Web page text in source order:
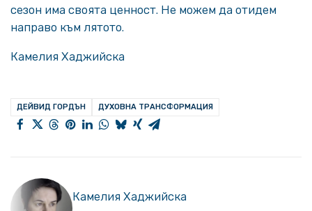
сезон има своята ценност. Не можем да отидем
направо към лятото.
Камелия Хаджийска
ДЕЙВИД ГОРДЪН ДУХОВНА ТРАНСФОРМАЦИЯ
Камелия Хаджийска